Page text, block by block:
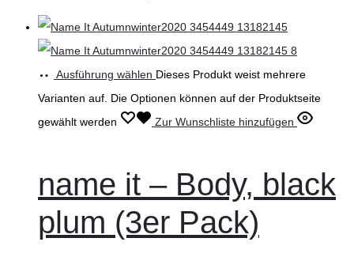
Ausführung wählen Dieses Produkt weist mehrere
Varianten auf. Die Optionen können auf der Produktseite
gewählt werden
Zur Wunschliste hinzufügen
name it – Body, black
plum (3er Pack)